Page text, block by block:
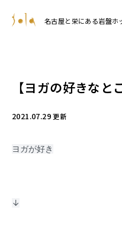
名古屋と栄にある岩盤ホ
【ヨガの好きなと
2021.07.29更新
ヨガが好き
↓